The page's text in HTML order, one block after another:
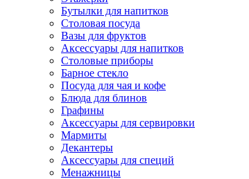
Бутылки для напитков
Столовая посуда
Вазы для фруктов
Аксессуары для напитков
Столовые приборы
Барное стекло
Посуда для чая и кофе
Блюда для блинов
Графины
Аксессуары для сервировки
Мармиты
Декантеры
Аксессуары для специй
Менажницы